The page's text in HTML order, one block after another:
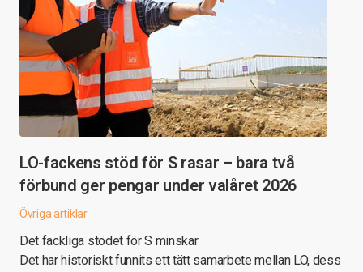
LO-fackens stöd för S rasar – bara två
förbund ger pengar under valåret 2026
Övriga artiklar
Det fackliga stödet för S minskar
Det har historiskt funnits ett tätt samarbete mellan LO, dess